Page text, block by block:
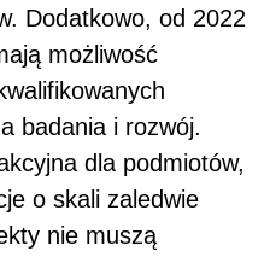
Dodatkowo, od 2022
możliwość
badania i rozwój.
dla podmiotów,
o skali zaledwie
nie muszą